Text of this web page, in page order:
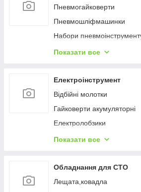
Пневмогайковерти
Пневмошліфмашинки
Набори
Пневмодрелі
Фарборозпилювачі
Topнaдopи
Блоки підготовки повітря,
Пневмовідрізні та зачисні
Пневмозачистні машинки
Пневмостеплери
Пневмоножиці
Показати все
Електроінструмент
Відбійні молотки
Гайковерти акумуляторні
Електролобзики
Перфоратори
Гайковерти мережеві
Дрилі
Показати все
Обладнання для СТО
Лещата,ковадла